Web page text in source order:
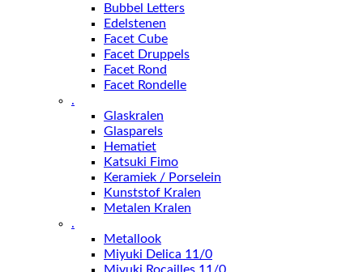
Bubbel Letters
Edelstenen
Facet Cube
Facet Druppels
Facet Rond
Facet Rondelle
.
Glaskralen
Glasparels
Hematiet
Katsuki Fimo
Keramiek / Porselein
Kunststof Kralen
Metalen Kralen
.
Metallook
Miyuki Delica 11/0